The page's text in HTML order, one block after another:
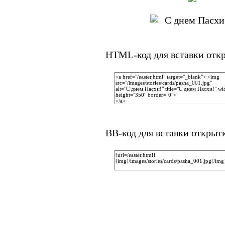
HTML-код для вставки
BB-код для вставки